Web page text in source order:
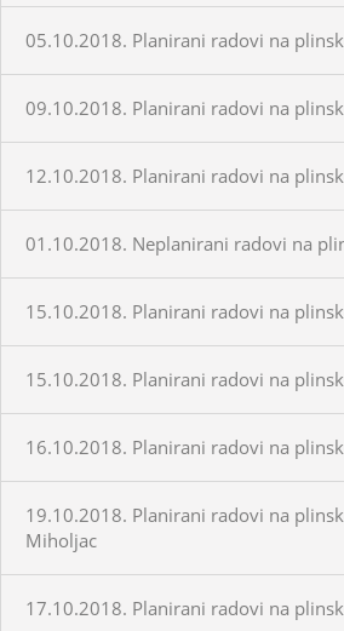
05.10.2018. Planirani radovi na
09.10.2018. Planirani radovi na
12.10.2018. Planirani radovi na
01.10.2018. Neplanirani radovi na
15.10.2018. Planirani radovi na
15.10.2018. Planirani radovi na
16.10.2018. Planirani radovi na
19.10.2018. Planirani radovi na
Miholjac
17.10.2018. Planirani radovi na